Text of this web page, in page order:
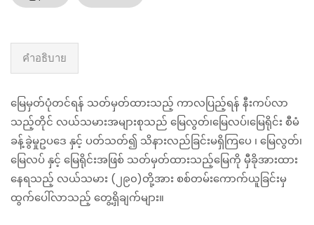
คำอธิบาย
မြေမှတ်ပုံတင်ရန် သတ်မှတ်ထားသည့် ကာလပြည့်ရန် နီးကပ်လာ
သည့်တိုင် လယ်သမားအများစုသည် မြေလွတ်၊မြေလပ်၊မြေရိုင်း စီမံ
ခန့်ခွဲမှုဥပဒေ နှင့် ပတ်သတ်၍ သိနားလည်ခြင်းမရှိကြပေ ၊ မြေလွတ်၊
မြေလပ် နှင့် မြေရိုင်းအဖြစ် သတ်မှတ်ထားသည့်မြေကို မှီခိုအားထား
နေရသည့် လယ်သမား (၂၉၀)တို့အား စစ်တမ်းကောက်ယူခြင်းမှ
ထွက်ပေါ်လာသည့် တွေ့ရှိချက်များ။